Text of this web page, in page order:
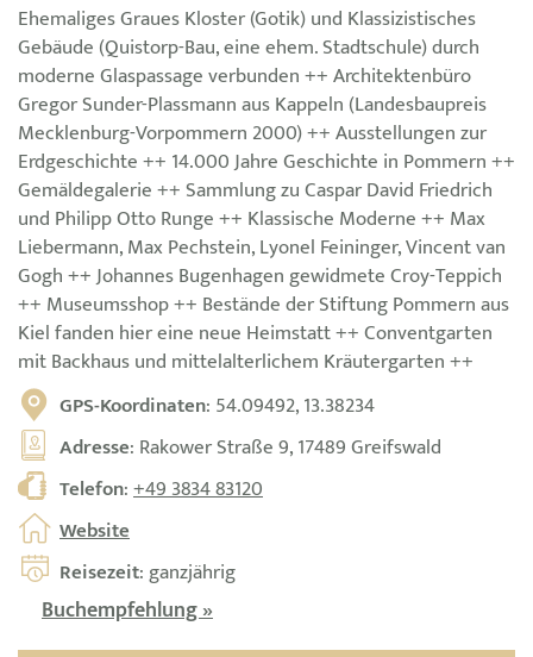
Ehemaliges Graues Kloster (Gotik) und Klassizistisches
Gebäude (Quistorp-Bau, eine ehem. Stadtschule) durch
moderne Glaspassage verbunden ++ Architektenbüro
Gregor Sunder-Plassmann aus Kappeln (Landesbaupreis
Mecklenburg-Vorpommern 2000) ++ Ausstellungen zur
Erdgeschichte ++ 14.000 Jahre Geschichte in Pommern ++
Gemäldegalerie ++ Sammlung zu Caspar David Friedrich
und Philipp Otto Runge ++ Klassische Moderne ++ Max
Liebermann, Max Pechstein, Lyonel Feininger, Vincent van
Gogh ++ Johannes Bugenhagen gewidmete Croy-Teppich
++ Museumsshop ++ Bestände der Stiftung Pommern aus
Kiel fanden hier eine neue Heimstatt ++ Conventgarten
mit Backhaus und mittelalterlichem Kräutergarten ++
GPS-Koordinaten: 54.09492, 13.38234
Adresse: Rakower Straße 9, 17489 Greifswald
Telefon:+49 3834 83120
Website
Reisezeit: ganzjährig
Buchempfehlung »